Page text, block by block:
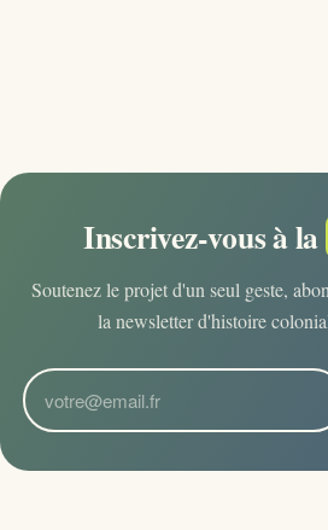
Inscrivez-vous à la
Soutenez le projet d'un seul geste,
la newsletter d'histoire